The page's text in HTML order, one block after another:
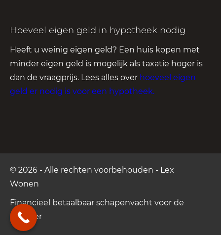
Hoeveel eigen geld in hypotheek nodig
Heeft u weinig eigen geld? Een huis kopen met
minder eigen geld is mogelijk als taxatie hoger is
dan de vraagprijs. Lees alles over hoeveel eigen
geld er nodig is voor een hypotheek.
© 2026 - Alle rechten voorbehouden - Lex
Wonen
Financieel betaalbaar schapenvacht voor de
Camper